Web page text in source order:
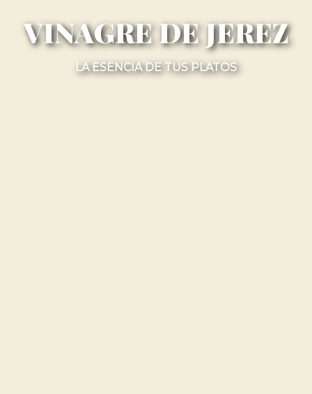
VINAGRE DE JEREZ
LA ESENCIA DE TUS PLATOS